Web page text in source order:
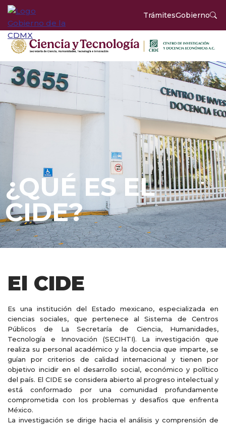
TrámitesGobierno
¿QUÉ ES EL
CIDE?
El CIDE
Es una institución del Estado mexicano, especializada en
ciencias sociales, que pertenece al Sistema de Centros
Públicos de La Secretaría de Ciencia, Humanidades,
Tecnología e Innovación (SECIHTI). La investigación que
realiza su personal académico y la docencia que imparte, se
guían por criterios de calidad internacional y tienen por
objetivo incidir en el desarrollo social, económico y político
del país. El CIDE se considera abierto al progreso intelectual y
está conformado por una comunidad profundamente
comprometida con los problemas y desafíos que enfrenta
México.
La investigación se dirige hacia el análisis y comprensión de